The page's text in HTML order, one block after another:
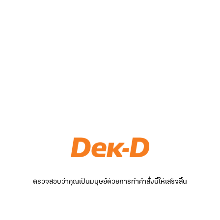
ตรวจสอบว่าคุณเป็นมนุษย์ด้วยการทำคำสั่งนี้ให้เสร็จสิ้น